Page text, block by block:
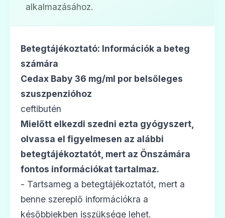
alkalmazásához.
Betegtájékoztató: Információk a beteg
számára
Cedax Baby 36 mg/ml por belsőleges
szuszpenzióhoz
ceftibutén
Mielőtt elkezdi szedni ezta gyógyszert,
olvassa el figyelmesen az alábbi
betegtájékoztatót, mert az Önszámára
fontos információkat tartalmaz.
- Tartsameg a betegtájékoztatót, mert a
benne szereplő információkra a
későbbiekben isszüksége lehet.